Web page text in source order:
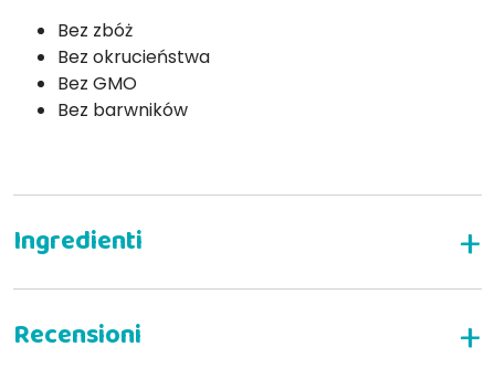
Bez zbóż
Bez okrucieństwa
Bez GMO
Bez barwników